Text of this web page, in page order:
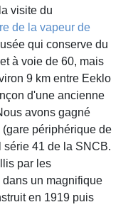
visite du
de la vapeur de
qui conserve du
à voie de 60, mais
9 km entre Eeklo
d'une ancienne
avons gagné
périphérique de
série 41 de la SNCB.
par les
un magnifique
en 1919 puis